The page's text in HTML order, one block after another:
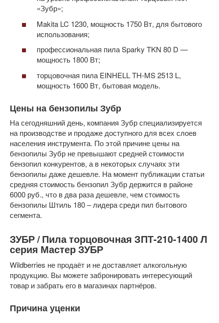
«Зубр»;
Makita LC 1230, мощность 1750 Вт, для бытового
использования;
профессиональная пила Sparky TKN 80 D —
мощность 1800 Вт;
торцовочная пила EINHELL TH-MS 2513 L,
мощность 1600 Вт, бытовая модель.
Цены на бензопилы Зубр
На сегодняшний день, компания Зубр специализируется
на производстве и продаже доступного для всех слоев
населения инструмента. По этой причине цены на
бензопилы Зубр не превышают средней стоимости
бензопил конкурентов, а в некоторых случаях эти
бензопилы даже дешевле. На момент публикации статьи
средняя стоимость бензопил Зубр держится в районе
6000 руб., что в два раза дешевле, чем стоимость
бензопилы Штиль 180 – лидера среди пил бытового
сегмента.
ЗУБР / Пила торцовочная ЗПТ-210-1400 Л
серия Мастер ЗУБР
Wildberries не продаёт и не доставляет алкогольную
продукцию. Вы можете забронировать интересующий
товар и забрать его в магазинах партнёров.
Причина уценки